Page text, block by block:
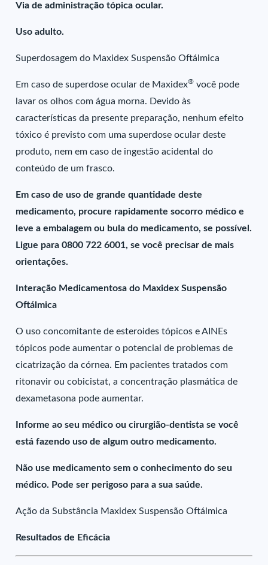
Via de administração tópica ocular.
Uso adulto.
Superdosagem do Maxidex Suspensão Oftálmica
Em caso de superdose ocular de Maxidex® você pode
lavar os olhos com água morna. Devido às
características da presente preparação, nenhum efeito
tóxico é previsto com uma superdose ocular deste
produto, nem em caso de ingestão acidental do
conteúdo de um frasco.
Em caso de uso de grande quantidade deste
medicamento, procure rapidamente socorro médico e
leve a embalagem ou bula do medicamento, se possível.
Ligue para 0800 722 6001, se você precisar de mais
orientações.
Interação Medicamentosa do Maxidex Suspensão
Oftálmica
O uso concomitante de esteroides tópicos e AINEs
tópicos pode aumentar o potencial de problemas de
cicatrização da córnea. Em pacientes tratados com
ritonavir ou cobicistat, a concentração plasmática de
dexametasona pode aumentar.
Informe ao seu médico ou cirurgião-dentista se você
está fazendo uso de algum outro medicamento.
Não use medicamento sem o conhecimento do seu
médico. Pode ser perigoso para a sua saúde.
Ação da Substância Maxidex Suspensão Oftálmica
Resultados de Eficácia